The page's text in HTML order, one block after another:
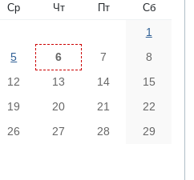
Ср Чт Пт Сб
1
5 6 7
8
12 13 14
15
19 20 21
22
26 27 28
29